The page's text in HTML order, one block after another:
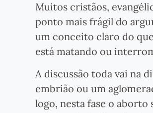
Muitos cristãos,
ponto mais frágil do
um conceito claro do
está matando ou
A discussão toda vai na
embrião ou um
logo, nesta fase o aborto